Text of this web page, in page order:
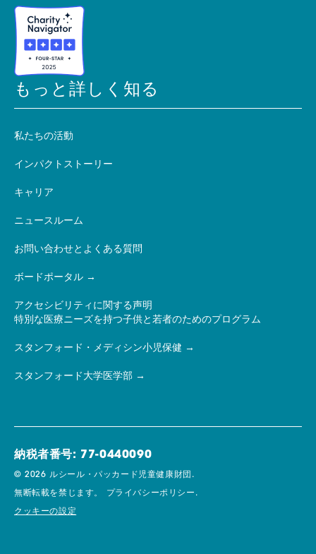
もっと詳しく知る
私たちの活動
インパクトストーリー
キャリア
ニュースルーム
お問い合わせとよくある質問
ボードポータル
アクセシビリティに関する声明
特別な医療ニーズを持つ子供と若者のためのプログラム
スタンフォード・メディシン小児保健
スタンフォード大学医学部
納税者番号: 77-0440090
© 2026 ルシール・パッカード児童健康財団.
無断転載を禁じます。 プライバシーポリシー.
クッキーの設定